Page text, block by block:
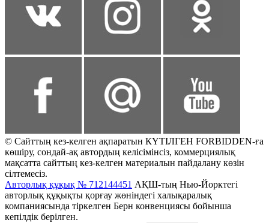
© Сайттың кез-келген ақпаратын КҮТІЛГЕН FORBIDDEN-ға
көшіру, сондай-ақ автордың келісімінсіз, коммерциялық
мақсатта сайттың кез-келген материалын пайдалану көзін
сілтемесіз.
Авторлық құқық № 712144451 АҚШ-тың Нью-Йорктегі
авторлық құқықты қорғау жөніндегі халықаралық
компаниясында тіркелген Берн конвенциясы бойынша
кепілдік берілген.